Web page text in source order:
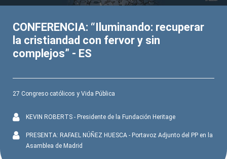
0
minutes,
seconds
CONFERENCIA: “Iluminando: recuperar
la cristiandad con fervor y sin
complejos” - ES
27 Congreso católicos y Vida Pública
KEVIN ROBERTS - Presidente de la Fundación Heritage
PRESENTA: RAFAEL NÚÑEZ HUESCA - Portavoz Adjunto del PP en la
Asamblea de Madrid